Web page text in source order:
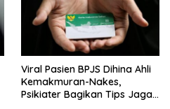
Viral Pasien BPJS Dihina Ahli
Kemakmuran-Nakes,
Psikiater Bagikan Tips Jaga